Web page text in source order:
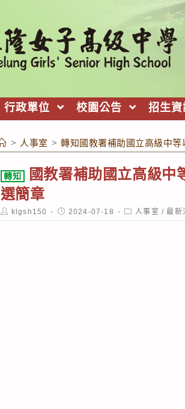
行政單位 校園公告 招生資
> 人事室 > 轉知國教署補助國立高級中
轉知
國教署補助國立高級中
選簡章
Post
author:
klgsh150
Post
published:
2024-07-18
Post
category:
人事室 / 最新